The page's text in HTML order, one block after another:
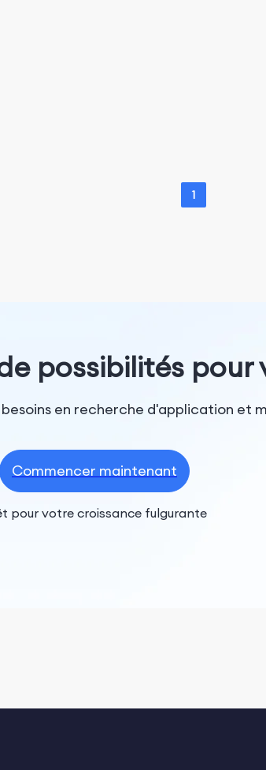
1
possibilités pour
en recherche d'application et
Commencer maintenant
pour votre croissance fulgurante